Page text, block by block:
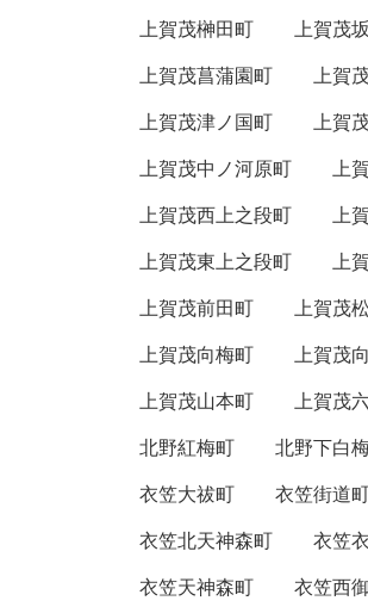
上賀茂榊田町
上賀茂
上賀茂菖蒲園町
上賀
上賀茂津ノ国町
上賀
上賀茂中ノ河原町
上
上賀茂西上之段町
上
上賀茂東上之段町
上
上賀茂前田町
上賀茂
上賀茂向梅町
上賀茂
上賀茂山本町
上賀茂
北野紅梅町
北野下白
衣笠大祓町
衣笠街道
衣笠北天神森町
衣笠
衣笠天神森町
衣笠西